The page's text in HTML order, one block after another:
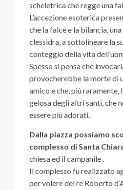
scheletrica che regge una
L’accezione esoterica
che la falce e la bilancia,
clessidra, a sottolineare la
conteggio della vita
Spesso si pensa che
provocherebbe la morte di
amico e che, più raramente,
gelosa degli altri santi, che
essere più adorati.
Dalla piazza possiamo
complesso di Santa
chiesa ed il campanile .
Il complesso fu realizzato
per volere del re Roberto